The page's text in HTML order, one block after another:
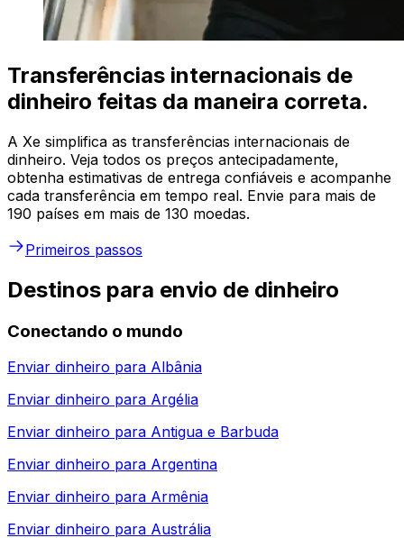
Transferências internacionais de
dinheiro feitas da maneira correta.
A Xe simplifica as transferências internacionais de
dinheiro. Veja todos os preços antecipadamente,
obtenha estimativas de entrega confiáveis e acompanhe
cada transferência em tempo real. Envie para mais de
190 países em mais de 130 moedas.
Primeiros passos
Destinos para envio de dinheiro
Conectando o mundo
Enviar dinheiro para Albânia
Enviar dinheiro para Argélia
Enviar dinheiro para Antigua e Barbuda
Enviar dinheiro para Argentina
Enviar dinheiro para Armênia
Enviar dinheiro para Austrália